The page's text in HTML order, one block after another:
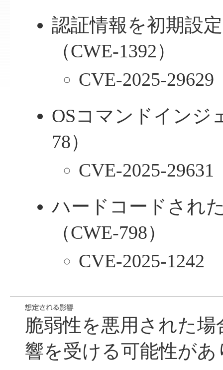
認証情報を初期設
（CWE-1392）
CVE-2025-29629
OSコマンドインジ
78）
CVE-2025-29631
ハードコードされ
（CWE-798）
CVE-2025-1242
脆弱性を悪用された
響を受ける可能性があ